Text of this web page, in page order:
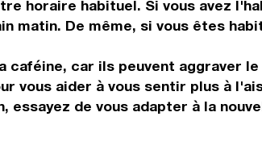
horaire habituel. Si vous avez
matin. De même, si vous êtes
caféine, car ils peuvent aggraver
vous aider à vous sentir plus à
de vous adapter à la